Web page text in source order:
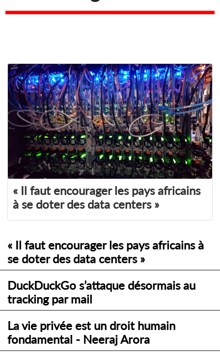
« Il faut encourager les pays africains
à se doter des data centers »
« Il faut encourager les pays africains à
se doter des data centers »
DuckDuckGo s’attaque désormais au
tracking par mail
La vie privée est un droit humain
fondamental - Neeraj Arora